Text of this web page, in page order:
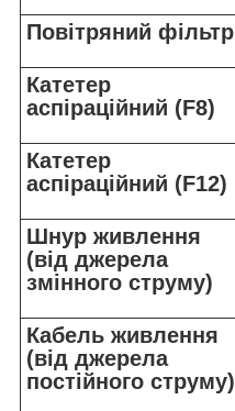
Повітряний фільтр
Катетер
аспіраційний (F8)
Катетер
аспіраційний (F12)
Шнур живлення
(від джерела
змінного струму)
Кабель живлення
(від джерела
постійного струму)